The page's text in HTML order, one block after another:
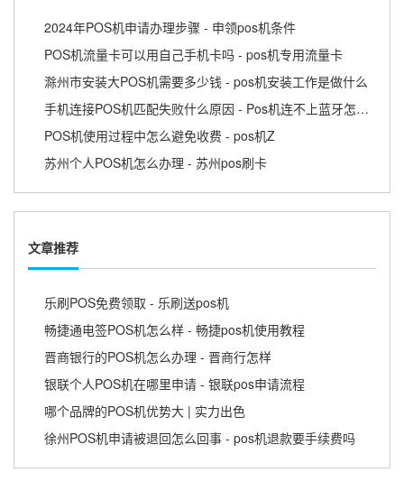
2024年POS机申请办理步骤 - 申领pos机条件
POS机流量卡可以用自己手机卡吗 - pos机专用流量卡
滁州市安装大POS机需要多少钱 - pos机安装工作是做什么
手机连接POS机匹配失败什么原因 - Pos机连不上蓝牙怎么回事
POS机使用过程中怎么避免收费 - pos机Z
苏州个人POS机怎么办理 - 苏州pos刷卡
文章推荐
乐刷POS免费领取 - 乐刷送pos机
畅捷通电签POS机怎么样 - 畅捷pos机使用教程
晋商银行的POS机怎么办理 - 晋商行怎样
银联个人POS机在哪里申请 - 银联pos申请流程
哪个品牌的POS机优势大 | 实力出色
徐州POS机申请被退回怎么回事 - pos机退款要手续费吗